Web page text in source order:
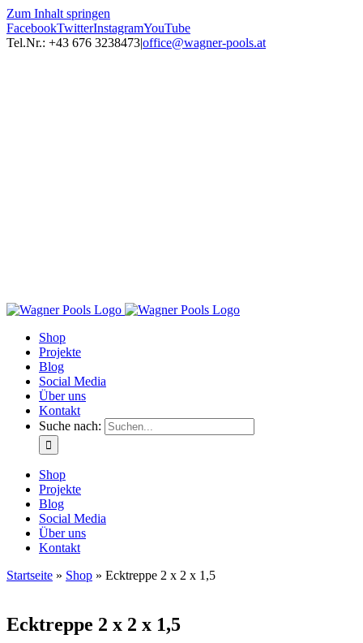
Zum Inhalt springen
FacebookTwitterInstagramYouTube
Tel.Nr.: +43 676 3238473|office@wagner-pools.at
Shop
Projekte
Blog
Social Media
Über uns
Kontakt
Suche nach:
Shop
Projekte
Blog
Social Media
Über uns
Kontakt
Startseite » Shop » Ecktreppe 2 x 2 x 1,5
Ecktreppe 2 x 2 x 1,5